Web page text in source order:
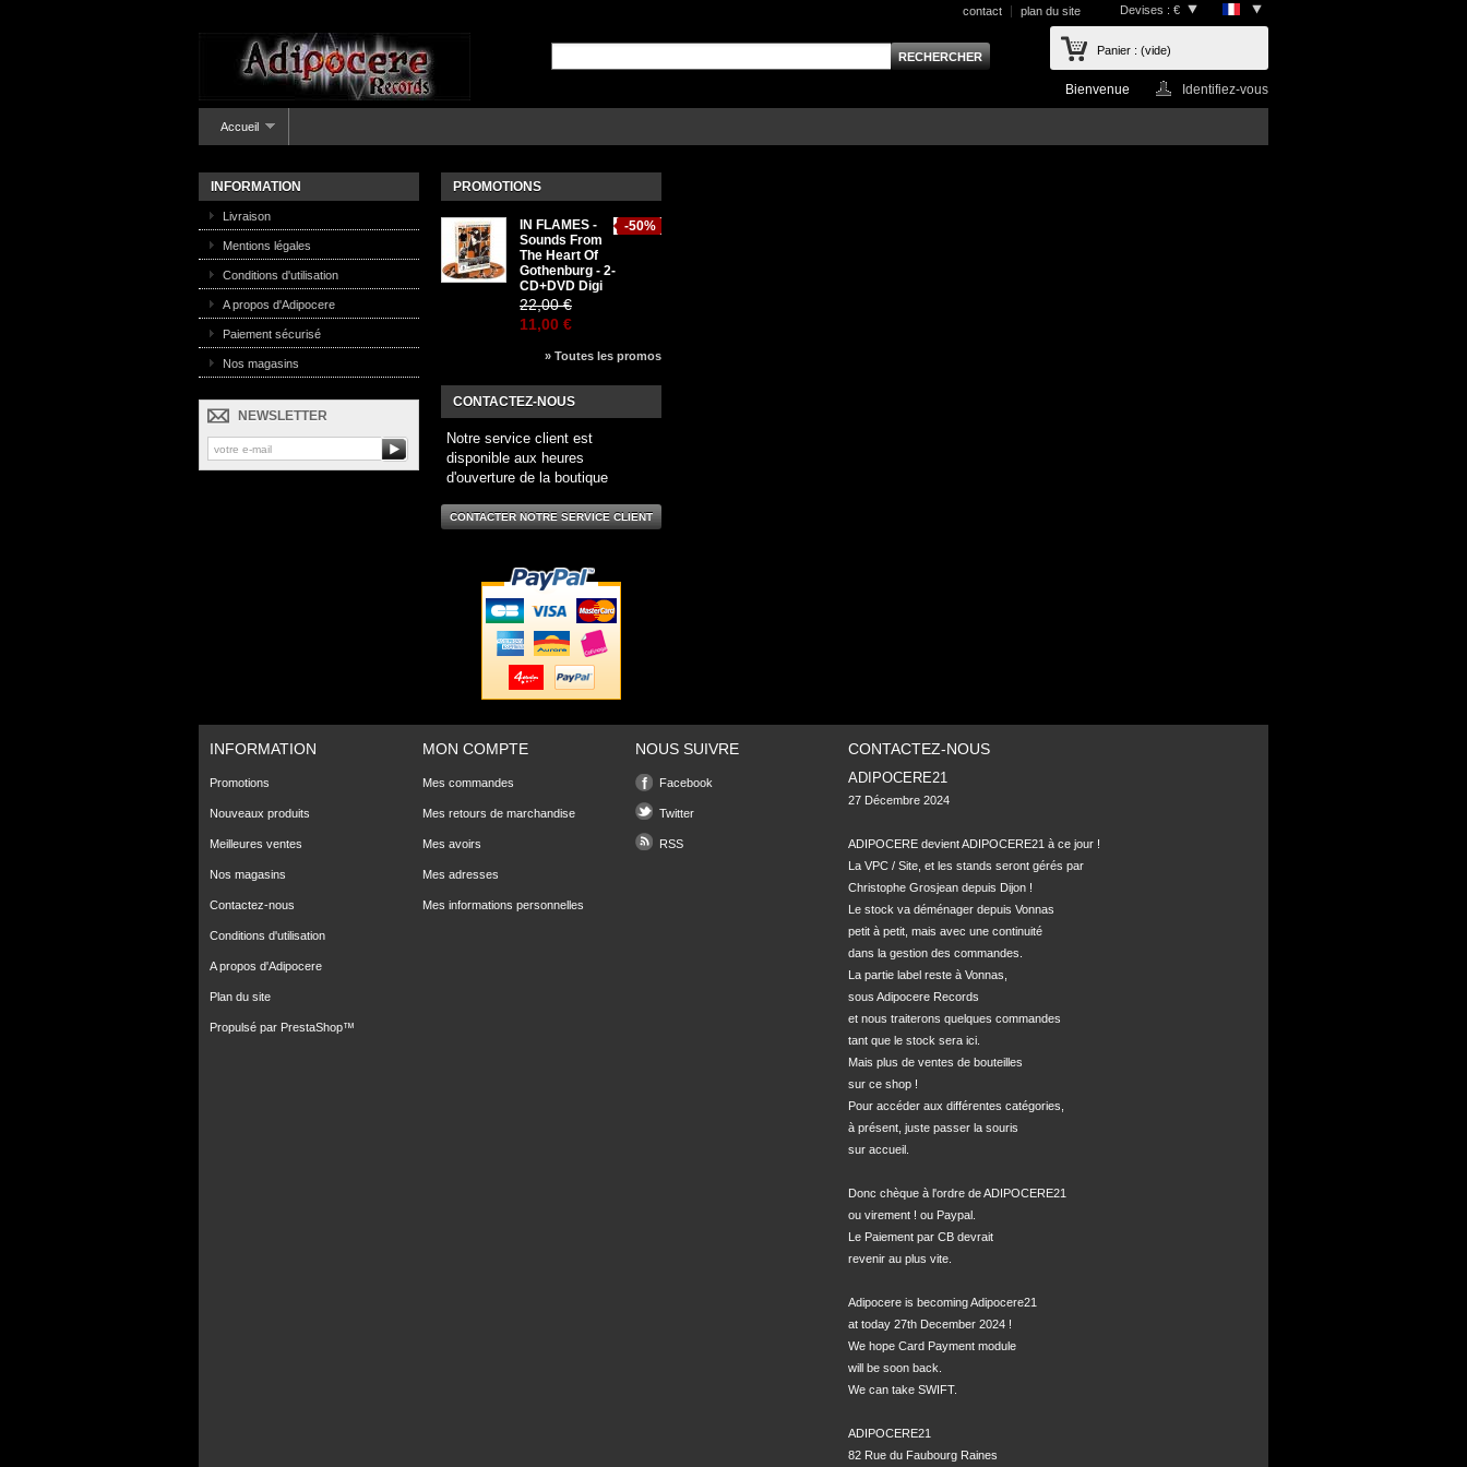
Devises : €
contact plan du site
Panier : (vide)
Bienvenue Identifiez-vous
Accueil
INFORMATION
Livraison
Mentions légales
Conditions d'utilisation
A propos d'Adipocere
Paiement sécurisé
Nos magasins
NEWSLETTER
PROMOTIONS
-50%
IN FLAMES -
Sounds From
The Heart Of
Gothenburg - 2-
CD+DVD Digi
22,00 €
11,00 €
» Toutes les promos
CONTACTEZ-NOUS
Notre service client est
disponible aux heures
d'ouverture de la boutique
CONTACTER NOTRE SERVICE CLIENT
INFORMATION
Promotions
Nouveaux produits
Meilleures ventes
Nos magasins
Contactez-nous
Conditions d'utilisation
A propos d'Adipocere
Plan du site
Propulsé par PrestaShop™
MON COMPTE
Mes commandes
Mes retours de marchandise
Mes avoirs
Mes adresses
Mes informations personnelles
NOUS SUIVRE
Facebook
Twitter
RSS
CONTACTEZ-NOUS
ADIPOCERE21
27 Décembre 2024
ADIPOCERE devient ADIPOCERE21 à ce jour !
La VPC / Site, et les stands seront gérés par
Christophe Grosjean depuis Dijon !
Le stock va déménager depuis Vonnas
petit à petit, mais avec une continuité
dans la gestion des commandes.
La partie label reste à Vonnas,
sous Adipocere Records
et nous traiterons quelques commandes
tant que le stock sera ici.
Mais plus de ventes de bouteilles
sur ce shop !
Pour accéder aux différentes catégories,
à présent, juste passer la souris
sur accueil.
Donc chèque à l'ordre de ADIPOCERE21
ou virement ! ou Paypal.
Le Paiement par CB devrait
revenir au plus vite.
Adipocere is becoming Adipocere21
at today 27th December 2024 !
We hope Card Payment module
will be soon back.
We can take SWIFT.
ADIPOCERE21
82 Rue du Faubourg Raines